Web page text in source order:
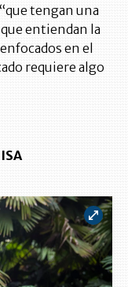
tengan una
entiendan la
en el
requiere algo